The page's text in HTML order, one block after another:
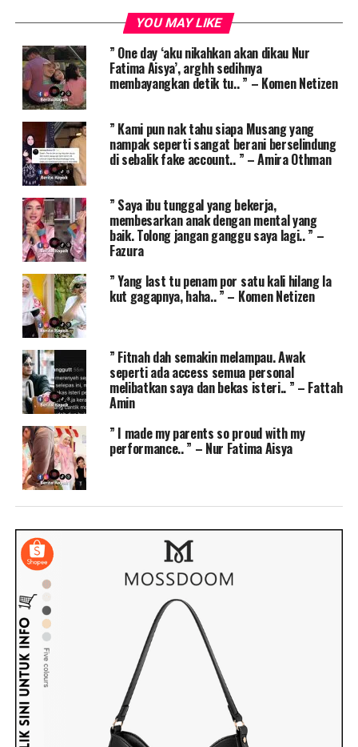
YOU MAY LIKE
” One day ‘aku nikahkan akan dikau Nur
Fatima Aisya’, arghh sedihnya
membayangkan detik tu.. ” – Komen Netizen
” Kami pun nak tahu siapa Musang yang
nampak seperti sangat berani berselindung
di sebalik fake account.. ” – Amira Othman
” Saya ibu tunggal yang bekerja,
membesarkan anak dengan mental yang
baik. Tolong jangan ganggu saya lagi.. ” –
Fazura
” Yang last tu penam por satu kali hilang la
kut gagapnya, haha.. ” – Komen Netizen
” Fitnah dah semakin melampau. Awak
seperti ada access semua personal
melibatkan saya dan bekas isteri.. ” – Fattah
Amin
” I made my parents so proud with my
performance.. ” – Nur Fatima Aisya